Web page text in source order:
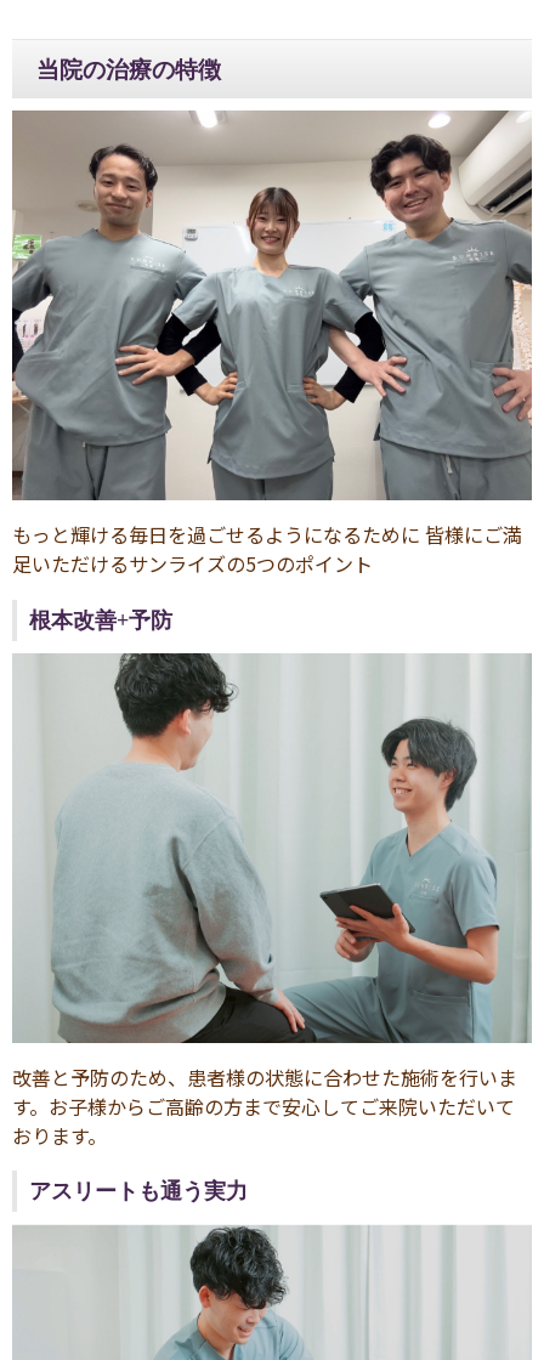
当院の治療の特徴
もっと輝ける毎日を過ごせるようになるために 皆様にご満
足いただけるサンライズの5つのポイント
根本改善+予防
改善と予防のため、患者様の状態に合わせた施術を行いま
す。お子様からご高齢の方まで安心してご来院いただいて
おります。
アスリートも通う実力